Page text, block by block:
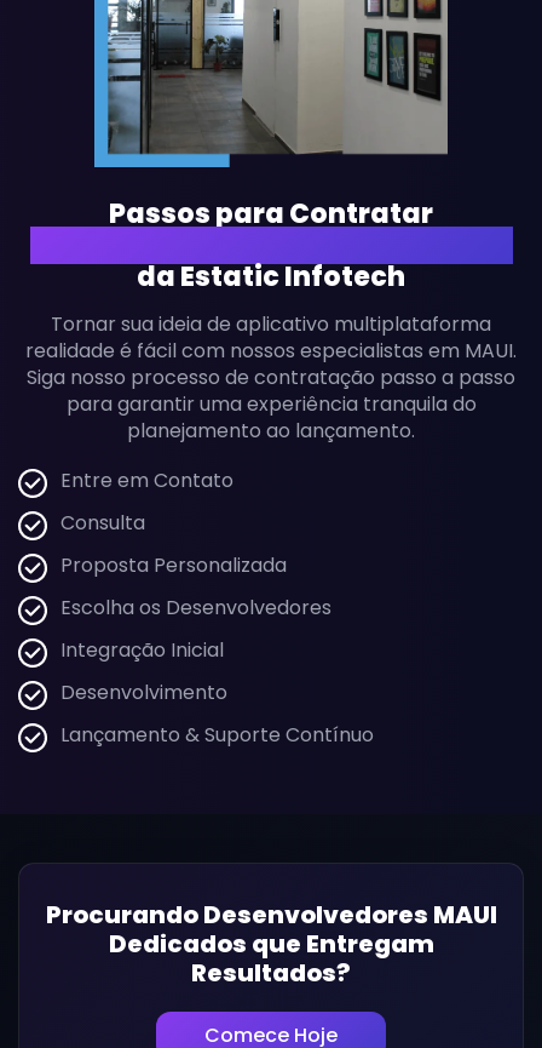
Passos para Contratar
da Estatic Infotech
Tornar sua ideia de aplicativo multiplataforma
realidade é fácil com nossos especialistas em MAUI.
Siga nosso processo de contratação passo a passo
para garantir uma experiência tranquila do
planejamento ao lançamento.
Entre em Contato
Consulta
Proposta Personalizada
Escolha os Desenvolvedores
Integração Inicial
Desenvolvimento
Lançamento & Suporte Contínuo
Procurando Desenvolvedores MAUI
Dedicados que Entregam
Resultados?
Comece Hoje